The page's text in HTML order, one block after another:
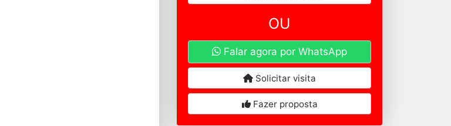
OU
Falar agora por WhatsApp
Solicitar visita
Fazer proposta